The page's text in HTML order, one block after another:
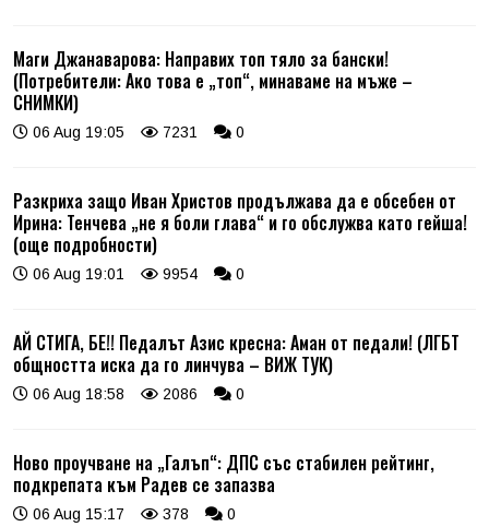
Маги Джанаварова: Направих топ тяло за бански!
(Потребители: Ако това е „топ“, минаваме на мъже –
СНИМКИ)
06 Aug 19:05 7231 0
Разкриха защо Иван Христов продължава да е обсебен от
Ирина: Тенчева „не я боли глава“ и го обслужва като гейша!
(още подробности)
06 Aug 19:01 9954 0
АЙ СТИГА, БЕ!! Педалът Азис кресна: Аман от педали! (ЛГБТ
общността иска да го линчува – ВИЖ ТУК)
06 Aug 18:58 2086 0
Ново проучване на „Галъп“: ДПС със стабилен рейтинг,
подкрепата към Радев се запазва
06 Aug 15:17 378 0